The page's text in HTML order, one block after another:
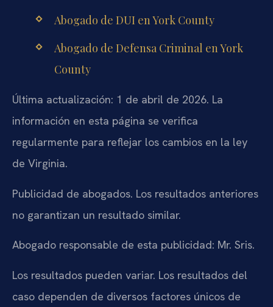
Abogado de DUI en York County
Abogado de Defensa Criminal en York
County
Última actualización: 1 de abril de 2026. La
información en esta página se verifica
regularmente para reflejar los cambios en la ley
de Virginia.
Publicidad de abogados. Los resultados anteriores
no garantizan un resultado similar.
Abogado responsable de esta publicidad: Mr. Sris.
Los resultados pueden variar. Los resultados del
caso dependen de diversos factores únicos de